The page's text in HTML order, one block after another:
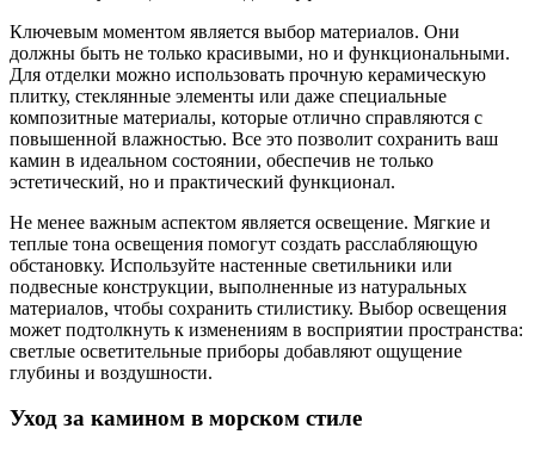
Ключевым моментом является выбор материалов. Они
должны быть не только красивыми, но и функциональными.
Для отделки можно использовать прочную керамическую
плитку, стеклянные элементы или даже специальные
композитные материалы, которые отлично справляются с
повышенной влажностью. Все это позволит сохранить ваш
камин в идеальном состоянии, обеспечив не только
эстетический, но и практический функционал.
Не менее важным аспектом является освещение. Мягкие и
теплые тона освещения помогут создать расслабляющую
обстановку. Используйте настенные светильники или
подвесные конструкции, выполненные из натуральных
материалов, чтобы сохранить стилистику. Выбор освещения
может подтолкнуть к изменениям в восприятии пространства:
светлые осветительные приборы добавляют ощущение
глубины и воздушности.
Уход за камином в морском стиле